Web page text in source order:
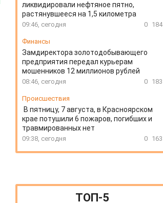
ликвидировали нефтяное пятно,
растянувшееся на 1,5 километра
09:46, сегодня 0 184
Финансы
Замдиректора золотодобывающего
предприятия передал курьерам
мошенников 12 миллионов рублей
08:46, сегодня 0 183
Происшествия
В пятницу, 7 августа, в Красноярском
крае потушили 6 пожаров, погибших и
травмированных нет
09:38, сегодня 0 163
ТОП-5